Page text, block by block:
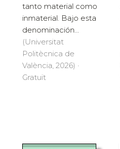
tanto material como
inmaterial. Bajo esta
denominación...
(Universitat
Politècnica de
València, 2026) ·
Gratuït